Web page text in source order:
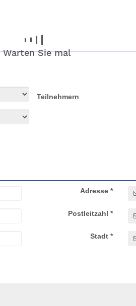
Warten Sie mal